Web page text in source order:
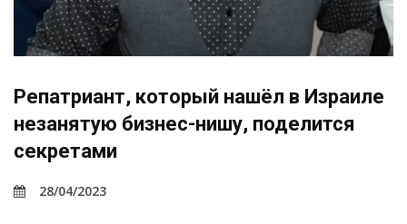
Репатриант, который нашёл в Израиле
незанятую бизнес-нишу, поделится
секретами
28/04/2023